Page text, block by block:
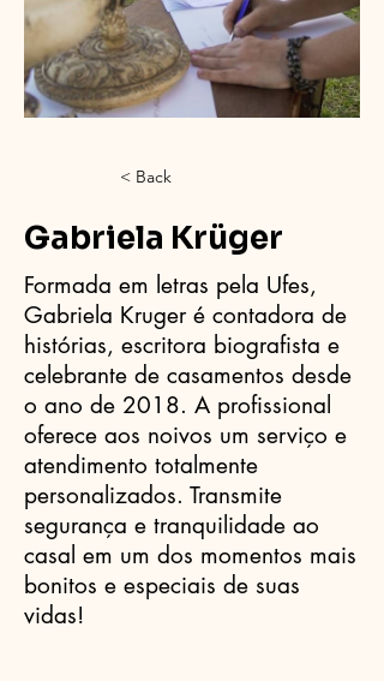
< Back
Gabriela Krüger
Formada em letras pela Ufes,
Gabriela Kruger é contadora de
histórias, escritora biografista e
celebrante de casamentos desde
o ano de 2018. A profissional
oferece aos noivos um serviço e
atendimento totalmente
personalizados. Transmite
segurança e tranquilidade ao
casal em um dos momentos mais
bonitos e especiais de suas
vidas!